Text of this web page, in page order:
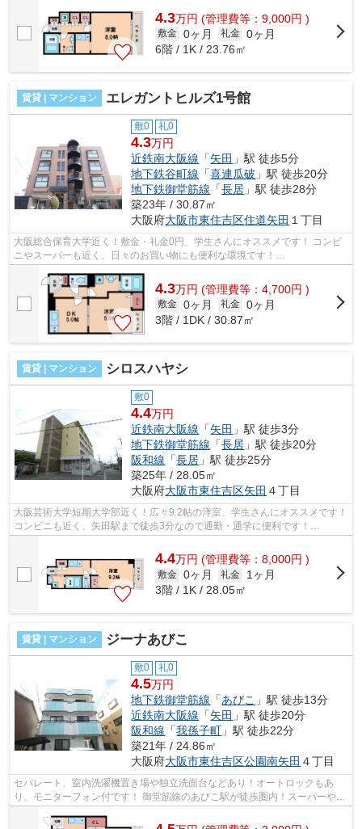
4.3万円 (管理費等：9,000円 )
敷金 0ヶ月 礼金 0ヶ月
6階 / 1K / 23.76㎡
賃貸 | マンション エレガントヒルズ1号館
敷0 礼0
4.3万円
近鉄南大阪線 「矢田 」駅 徒歩5分
地下鉄谷町線 「喜連瓜破 」駅 徒歩20分
地下鉄御堂筋線 「長居 」駅 徒歩28分
築23年 / 30.87㎡
大阪府大阪市東住吉区住道矢田 １丁目
大阪総合保育大学近く！敷金・礼金0円、学生さんにオススメです！ コンビ
ニやスーパーも近く、日々のお買い物にも便利な環境です！
4.3万円 (管理費等：4,700円 )
敷金 0ヶ月 礼金 0ヶ月
3階 / 1DK / 30.87㎡
賃貸 | マンション シロスハヤシ
敷0
4.4万円
近鉄南大阪線 「矢田 」駅 徒歩3分
地下鉄御堂筋線 「長居 」駅 徒歩20分
阪和線 「長居 」駅 徒歩25分
築25年 / 28.05㎡
大阪府大阪市東住吉区矢田 ４丁目
大阪芸術大学短期大学部近く！広々9.2帖の洋室、学生さんにオススメです！
コンビニも近く、矢田駅まで徒歩3分なので通勤・通学に便利です！
■□■□■□■□■□■□■□■□■□■□■□■□■□■□■□■□■□■□■...
4.4万円 (管理費等：8,000円 )
敷金 0ヶ月 礼金
1ヶ月
3階 / 1K / 28.05㎡
賃貸 | マンション ジーナあびこ
敷0 礼0
4.5万円
地下鉄御堂筋線 「あびこ 」駅 徒歩13分
近鉄南大阪線 「矢田 」駅 徒歩20分
阪和線 「我孫子町 」駅 徒歩22分
築21年 / 24.86㎡
大阪府大阪市東住吉区公園南矢田 ４丁目
セパレート、室内洗濯機置き場や独立洗面台などあり！オートロックもあ
り、モニターフォン付です！ 御堂筋線のあびこ駅が徒歩圏内！スーパーや商
店街も近くにあります。 ■□■□■□■□■□■...